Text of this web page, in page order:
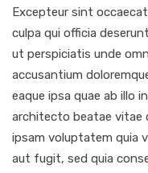
Excepteur sint
culpa qui officia
ut perspiciatis unde
accusantium
eaque ipsa quae ab illo
architecto beatae vitae
ipsam voluptatem quia
aut fugit, sed quia